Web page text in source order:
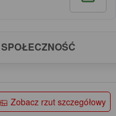
SPOŁECZNOŚĆ
Zobacz rzut szczegółowy